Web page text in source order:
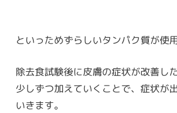
といっためずらしいタンパク質が使
除去食試験後に皮膚の症状が改善し
少しずつ加えていくことで、症状が
いきます。